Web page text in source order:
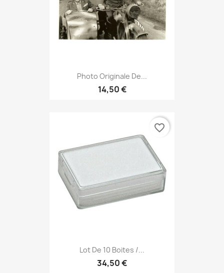
Photo Originale De...
14,50 €
Lot De 10 Boites /...
34,50 €
favorite_border